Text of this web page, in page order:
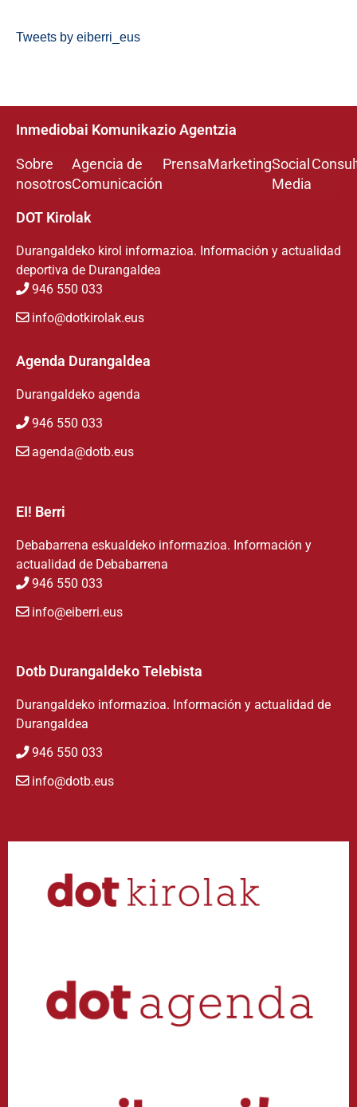
Tweets by eiberri_eus
Inmediobai Komunikazio Agentzia
Sobre
nosotros
Agencia de
Comunicación
PrensaMarketingSocial
Media
DOT Kirolak
Durangaldeko kirol informazioa. Información y actualidad
deportiva de Durangaldea
946 550 033
info@dotkirolak.eus
Agenda Durangaldea
Durangaldeko agenda
946 550 033
agenda@dotb.eus
EI! Berri
Debabarrena eskualdeko informazioa. Información y
actualidad de Debabarrena
946 550 033
info@eiberri.eus
Dotb Durangaldeko Telebista
Durangaldeko informazioa. Información y actualidad de
Durangaldea
946 550 033
info@dotb.eus